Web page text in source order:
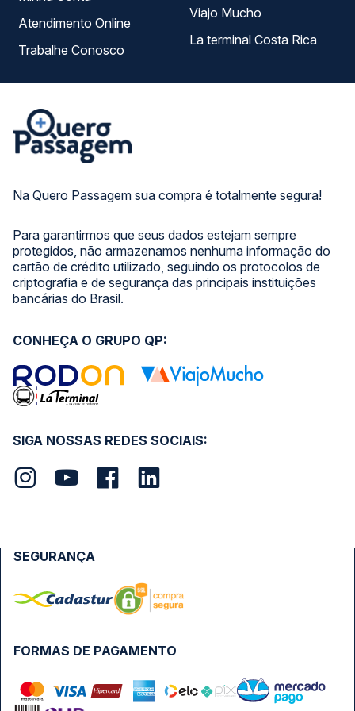
Na Quero Passagem sua compra é totalmente segura!
Para garantirmos que seus dados estejam sempre
protegidos, não armazenamos nenhuma informação do
cartão de crédito utilizado, seguindo os protocolos de
criptografia e de segurança das principais instituições
bancárias do Brasil.
Atendimento Online
Trabalhe Conosco
Viajo Mucho
La terminal Costa Rica
SIGA NOSSAS REDES SOCIAIS:
CONHEÇA O GRUPO QP:
FORMAS DE PAGAMENTO
SEGURANÇA